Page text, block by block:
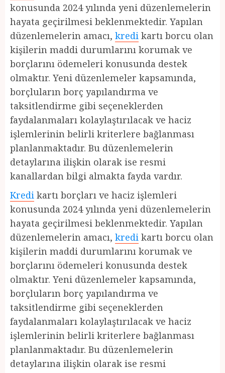
konusunda 2024 yılında yeni düzenlemelerin
hayata geçirilmesi beklenmektedir. Yapılan
düzenlemelerin amacı, kredi kartı borcu olan
kişilerin maddi durumlarını korumak ve
borçlarını ödemeleri konusunda destek
olmaktır. Yeni düzenlemeler kapsamında,
borçluların borç yapılandırma ve
taksitlendirme gibi seçeneklerden
faydalanmaları kolaylaştırılacak ve haciz
işlemlerinin belirli kriterlere bağlanması
planlanmaktadır. Bu düzenlemelerin
detaylarına ilişkin olarak ise resmi
kanallardan bilgi almakta fayda vardır.
Kredi kartı borçları ve haciz işlemleri
konusunda 2024 yılında yeni düzenlemelerin
hayata geçirilmesi beklenmektedir. Yapılan
düzenlemelerin amacı, kredi kartı borcu olan
kişilerin maddi durumlarını korumak ve
borçlarını ödemeleri konusunda destek
olmaktır. Yeni düzenlemeler kapsamında,
borçluların borç yapılandırma ve
taksitlendirme gibi seçeneklerden
faydalanmaları kolaylaştırılacak ve haciz
işlemlerinin belirli kriterlere bağlanması
planlanmaktadır. Bu düzenlemelerin
detaylarına ilişkin olarak ise resmi